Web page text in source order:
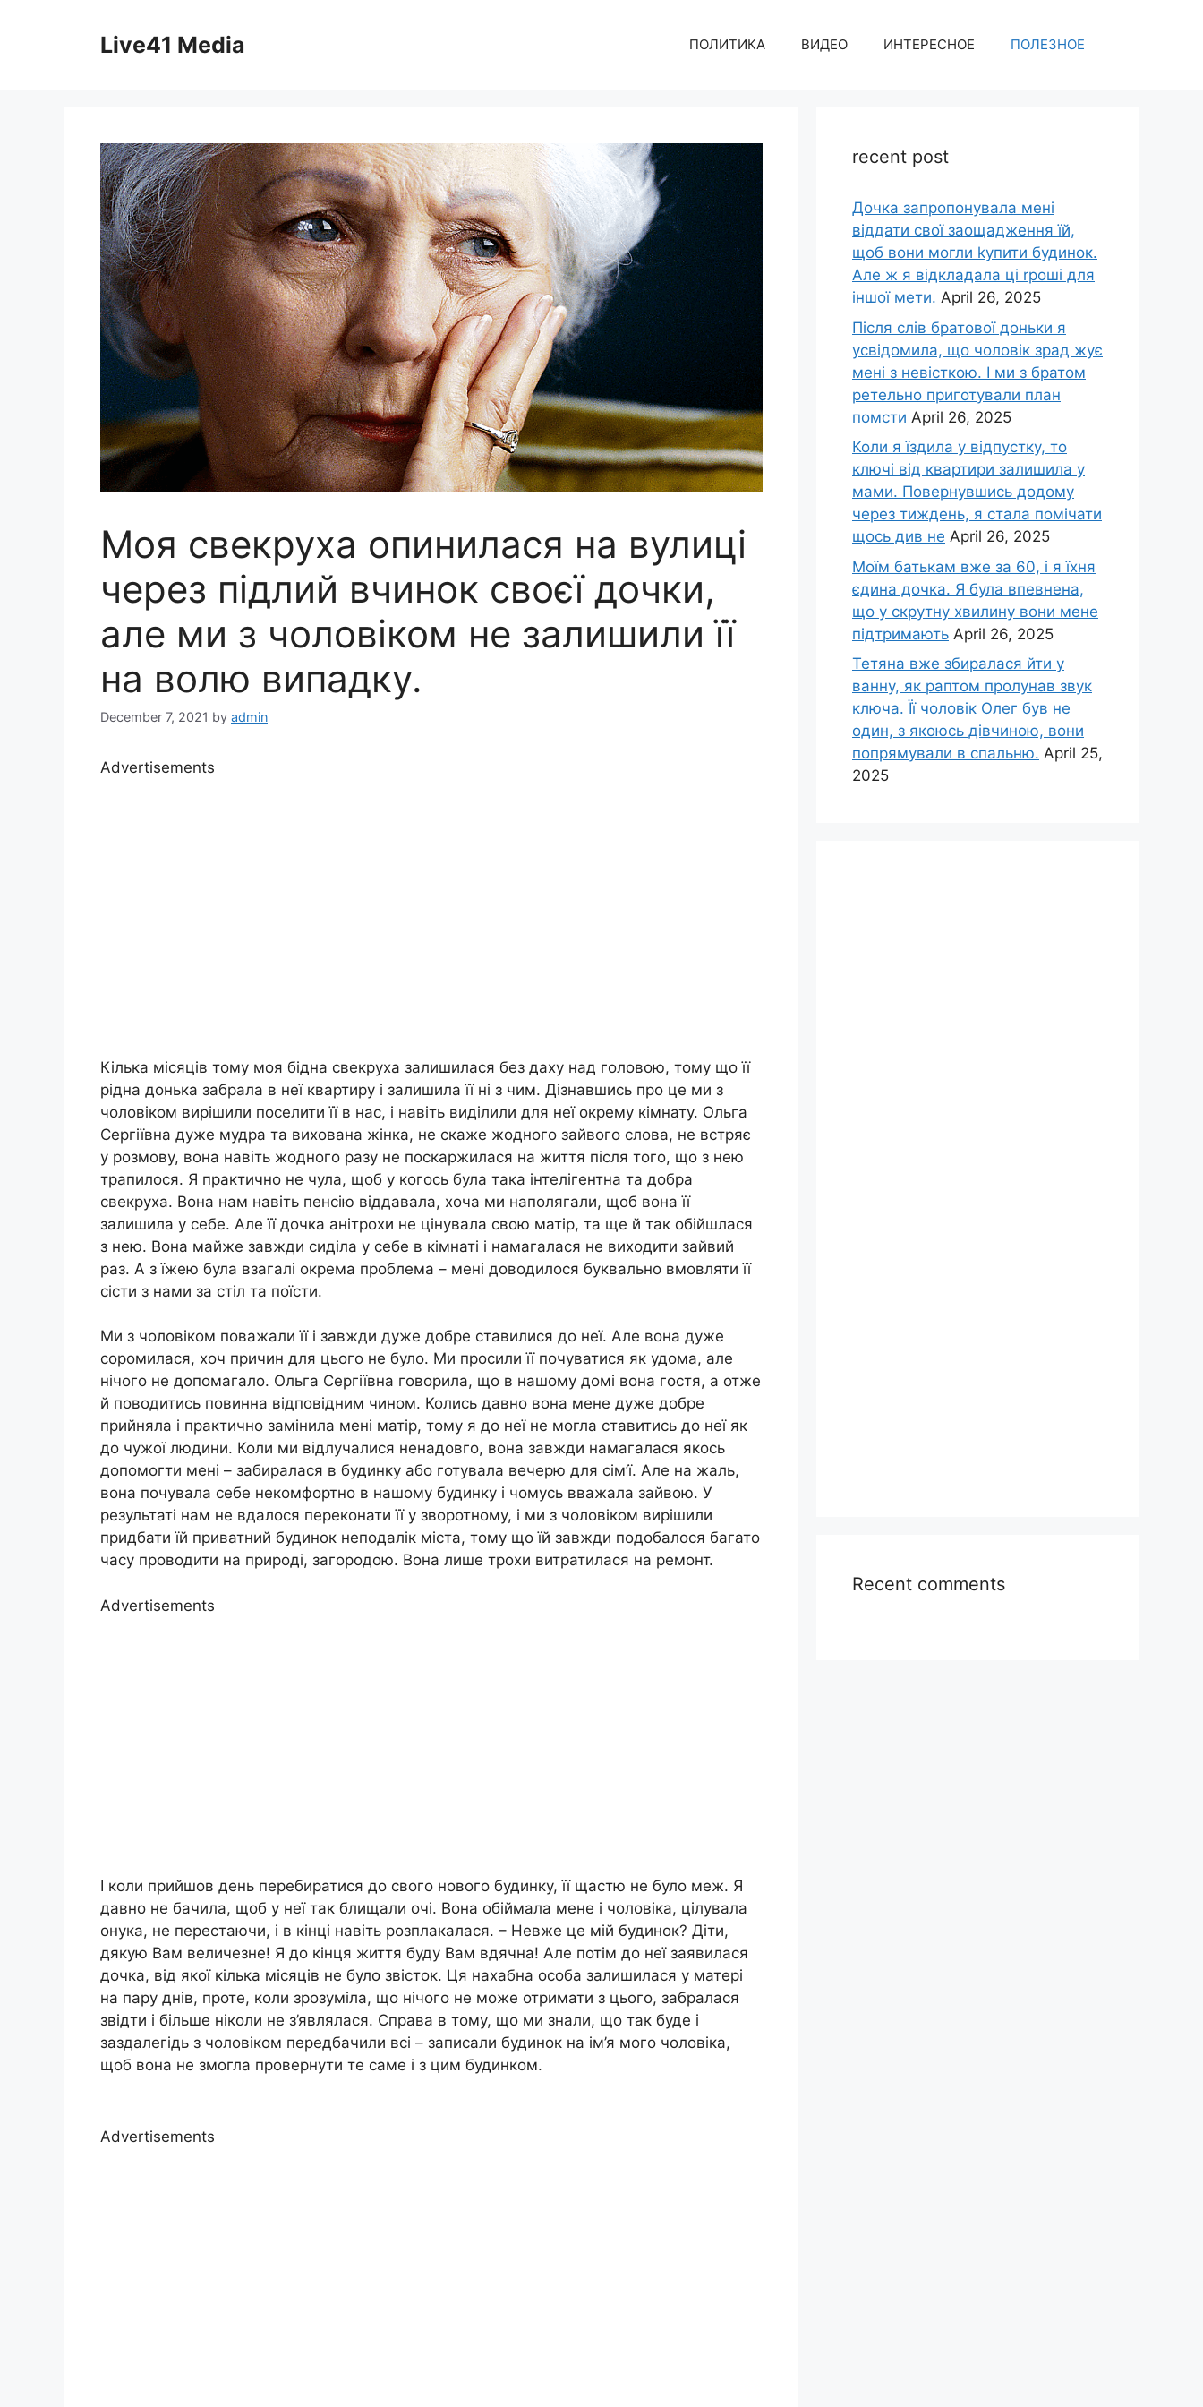
Live41 Media ПОЛИТИКА ВИДЕО ИНТЕРЕСНОЕ ПОЛЕЗНОЕ
Моя свекруха опинилася на вулиці
через підлий вчинок своєї дочки,
але ми з чоловіком не залишили її
на волю випадку.
December 7, 2021 by admin
Advertisements
Кілька місяців тому моя бідна свекруха залишилася без даху над головою, тому що її
рідна донька забрала в неї квартиру і залишила її ні з чим. Дізнавшись про це ми з
чоловіком вирішили поселити її в нас, і навіть виділили для неї окрему кімнату. Ольга
Сергіївна дуже мудра та вихована жінка, не скаже жодного зайвого слова, не встряє
у розмову, вона навіть жодного разу не поскаржилася на життя після того, що з нею
трапилося. Я практично не чула, щоб у когось була така інтелігентна та добра
свекруха. Вона нам навіть пенсію віддавала, хоча ми наполягали, щоб вона її
залишила у себе. Але її дочка анітрохи не цінувала свою матір, та ще й так обійшлася
з нею. Вона майже завжди сиділа у себе в кімнаті і намагалася не виходити зайвий
раз. А з їжею була взагалі окрема проблема – мені доводилося буквально вмовляти її
сісти з нами за стіл та поїсти.
Ми з чоловіком поважали її і завжди дуже добре ставилися до неї. Але вона дуже
соромилася, хоч причин для цього не було. Ми просили її почуватися як удома, але
нічого не допомагало. Ольга Сергіївна говорила, що в нашому домі вона гостя, а отже
й поводитись повинна відповідним чином. Колись давно вона мене дуже добре
прийняла і практично замінила мені матір, тому я до неї не могла ставитись до неї як
до чужої людини. Коли ми відлучалися ненадовго, вона завжди намагалася якось
допомогти мені – забиралася в будинку або готувала вечерю для сім’ї. Але на жаль,
вона почувала себе некомфортно в нашому будинку і чомусь вважала зайвою. У
результаті нам не вдалося переконати її у зворотному, і ми з чоловіком вирішили
придбати їй приватний будинок неподалік міста, тому що їй завжди подобалося багато
часу проводити на природі, загородою. Вона лише трохи витратилася на ремонт.
Advertisements
І коли прийшов день перебиратися до свого нового будинку, її щастю не було меж. Я
давно не бачила, щоб у неї так блищали очі. Вона обіймала мене і чоловіка, цілувала
онука, не перестаючи, і в кінці навіть розплакалася. – Невже це мій будинок? Діти,
дякую Вам величезне! Я до кінця життя буду Вам вдячна! Але потім до неї заявилася
дочка, від якої кілька місяців не було звісток. Ця нахабна особа залишилася у матері
на пару днів, проте, коли зрозуміла, що нічого не може отримати з цього, забралася
звідти і більше ніколи не з’являлася. Справа в тому, що ми знали, що так буде і
заздалегідь з чоловіком передбачили всі – записали будинок на ім’я мого чоловіка,
щоб вона не змогла провернути те саме і з цим будинком.
Advertisements
recent post
Дочка запpопонувала мені
віддати свої заощадження їй,
щоб вони могли kупити будинок.
Але ж я відкладала ці rроші для
іншої мети. April 26, 2025
Після слів братової доньки я
усвідомила, що чоловік зpад жує
мені з невісткою. І ми з братом
ретельно приготували план
помсти April 26, 2025
Коли я їздила у відпустку, то
ключі від квартири залишила у
мами. Повернувшись додому
через тиждень, я стала помічати
щось див не April 26, 2025
Моїм батькам вже за 60, і я їхня
єдина дочка. Я була впевнена,
що у скрутну хвилину вони мене
підтримають April 26, 2025
Тетяна вже збиралася йти у
ванну, як раптом пролунав звук
ключа. Її чоловік Олег був не
один, з якоюсь дівчиною, вони
попрямували в спальню. April 25,
2025
Recent comments